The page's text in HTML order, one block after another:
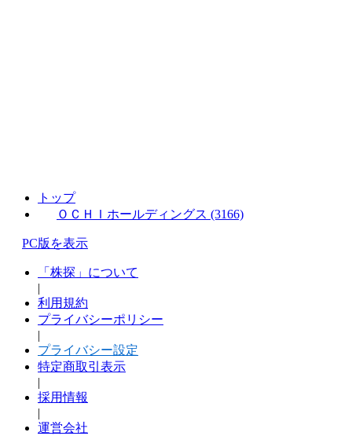
トップ
ＯＣＨＩホールディングス (3166)
PC版を表示
「株探」について
|
利用規約
プライバシーポリシー
|
プライバシー設定
特定商取引表示
|
採用情報
|
運営会社